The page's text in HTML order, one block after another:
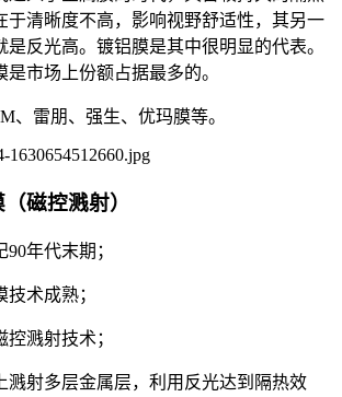
于清晰度不高，影响视野舒适性，其另一
是反光高。镀铝膜是其中很明显的代表。
是市场上份额占据最多的。
、雷朋、强生、优玛膜等。
磁控溅射）
90年代末期；
术成熟；
溅射技术；
溅射多层金属层，利用反光达到隔热效